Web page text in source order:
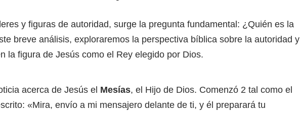
y figuras de autoridad, surge la pregunta fundamental: ¿Quién es la
breve análisis, exploraremos la perspectiva bíblica sobre la autoridad y
la figura de Jesús como el Rey elegido por Dios.
acerca de Jesús el Mesías, el Hijo de Dios. Comenzó 2 tal como el
«Mira, envío a mi mensajero delante de ti, y él preparará tu